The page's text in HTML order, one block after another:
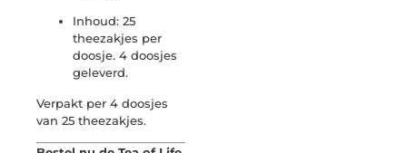
Inhoud: 25
theezakjes per
doosje. 4 doosjes
geleverd.
Verpakt per 4 doosjes
van 25 theezakjes.